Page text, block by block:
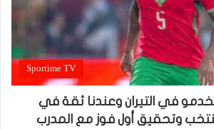
Sportime TV
في التيران وعندنا ثقة في
وتحقيق أول فوز مع المدرب